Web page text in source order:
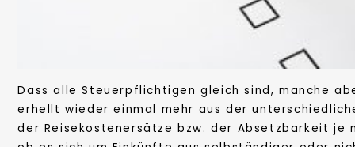
Dass alle Steuerpflichtigen gleich sind, manche
erhellt wieder einmal mehr aus der
der Reisekostenersätze bzw. der Absetzbarkeit je